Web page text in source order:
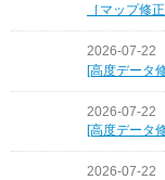
［マップ修
2026-07-22
[高度データ
2026-07-22
[高度データ
2026-07-22